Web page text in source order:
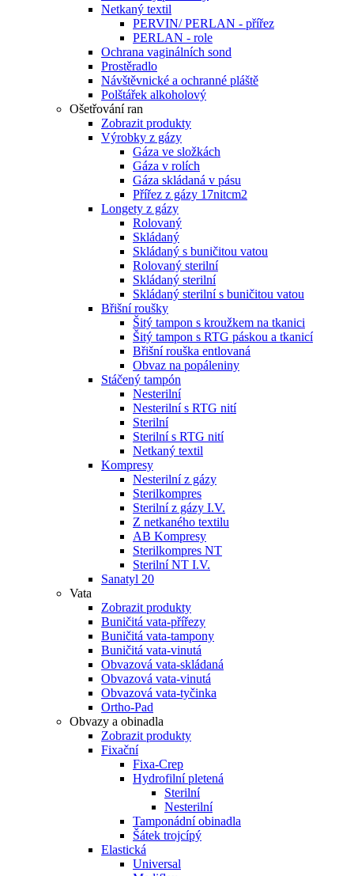
Netkaný textil
PERVIN/ PERLAN - přířez
PERLAN - role
Ochrana vaginálních sond
Prostěradlo
Návštěvnické a ochranné pláště
Polštářek alkoholový
Ošetřování ran
Zobrazit produkty
Výrobky z gázy
Gáza ve složkách
Gáza v rolích
Gáza skládaná v pásu
Přířez z gázy 17nitcm2
Longety z gázy
Rolovaný
Skládaný
Skládaný s buničitou vatou
Rolovaný sterilní
Skládaný sterilní
Skládaný sterilní s buničitou vatou
Břišní roušky
Šitý tampon s kroužkem na tkanici
Šitý tampon s RTG páskou a tkanicí
Břišní rouška entlovaná
Obvaz na popáleniny
Stáčený tampón
Nesterilní
Nesterilní s RTG nití
Sterilní
Sterilní s RTG nití
Netkaný textil
Kompresy
Nesterilní z gázy
Sterilkompres
Sterilní z gázy I.V.
Z netkaného textilu
AB Kompresy
Sterilkompres NT
Sterilní NT I.V.
Sanatyl 20
Vata
Zobrazit produkty
Buničitá vata-přířezy
Buničitá vata-tampony
Buničitá vata-vinutá
Obvazová vata-skládaná
Obvazová vata-vinutá
Obvazová vata-tyčinka
Ortho-Pad
Obvazy a obinadla
Zobrazit produkty
Fixační
Fixa-Crep
Hydrofilní pletená
Sterilní
Nesterilní
Tamponádní obinadla
Šátek trojcípý
Elastická
Universal